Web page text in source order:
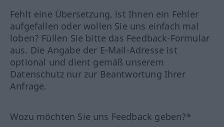
Fehlt eine Übersetzung, ist Ihnen ein Fehler
aufgefallen oder wollen Sie uns einfach mal
loben? Füllen Sie bitte das Feedback-Formular
aus. Die Angabe der E-Mail-Adresse ist
optional und dient gemäß unserem
Datenschutz nur zur Beantwortung Ihrer
Anfrage.
Wozu möchten Sie uns Feedback geben?*